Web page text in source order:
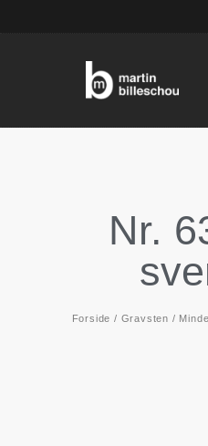
Nr.
Forside / Gravsten /